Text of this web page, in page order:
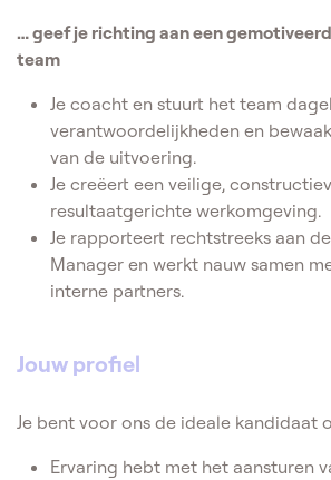
… geef je richting aan een
team
Je coacht en stuurt het team
verantwoordelijkheden en
van de uitvoering.
Je creëert een veilige,
resultaatgerichte werkomgeving.
Je rapporteert rechtstreeks aan
Manager en werkt nauw samen
interne partners.
Jouw profiel
Je bent voor ons de ideale kandidaat
Ervaring hebt met het aansturen